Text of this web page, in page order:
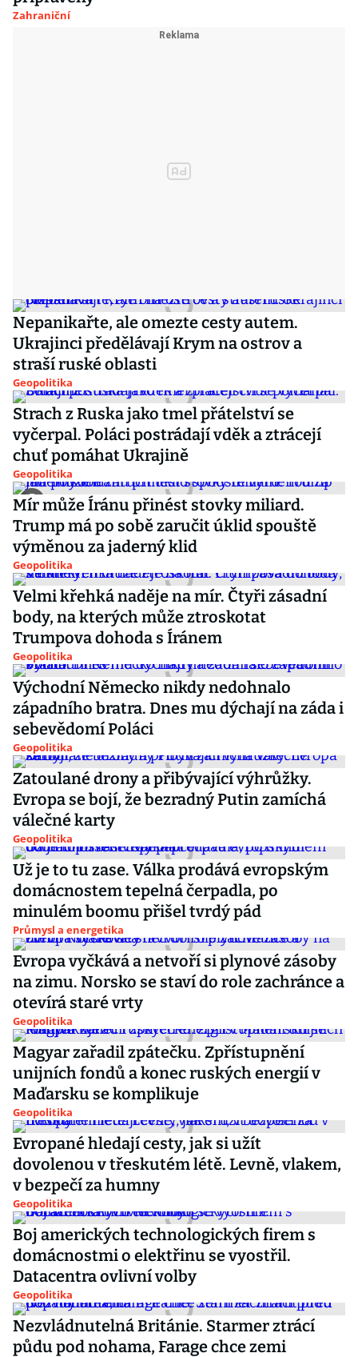
Zahraniční
Nepanikařte, ale omezte cesty autem.
Ukrajinci předělávají Krym na ostrov a
straší ruské oblasti
Geopolitika
Strach z Ruska jako tmel přátelství se
vyčerpal. Poláci postrádají vděk a ztrácejí
chuť pomáhat Ukrajině
Geopolitika
Mír může Íránu přinést stovky miliard.
Trump má po sobě zaručit úklid spouště
výměnou za jaderný klid
Geopolitika
Velmi křehká naděje na mír. Čtyři zásadní
body, na kterých může ztroskotat
Trumpova dohoda s Íránem
Geopolitika
Východní Německo nikdy nedohnalo
západního bratra. Dnes mu dýchají na záda i
sebevědomí Poláci
Geopolitika
Zatoulané drony a přibývající výhrůžky.
Evropa se bojí, že bezradný Putin zamíchá
válečné karty
Geopolitika
Už je to tu zase. Válka prodává evropským
domácnostem tepelná čerpadla, po
minulém boomu přišel tvrdý pád
Průmysl a energetika
Evropa vyčkává a netvoří si plynové zásoby
na zimu. Norsko se staví do role zachránce a
otevírá staré vrty
Geopolitika
Magyar zařadil zpátečku. Zpřístupnění
unijních fondů a konec ruských energií v
Maďarsku se komplikuje
Geopolitika
Evropané hledají cesty, jak si užít
dovolenou v třeskutém létě. Levně, vlakem,
v bezpečí za humny
Geopolitika
Boj amerických technologických firem s
domácnostmi o elektřinu se vyostřil.
Datacentra ovlivní volby
Geopolitika
Nezvládnutelná Británie. Starmer ztrácí
půdu pod nohama, Farage chce zemi